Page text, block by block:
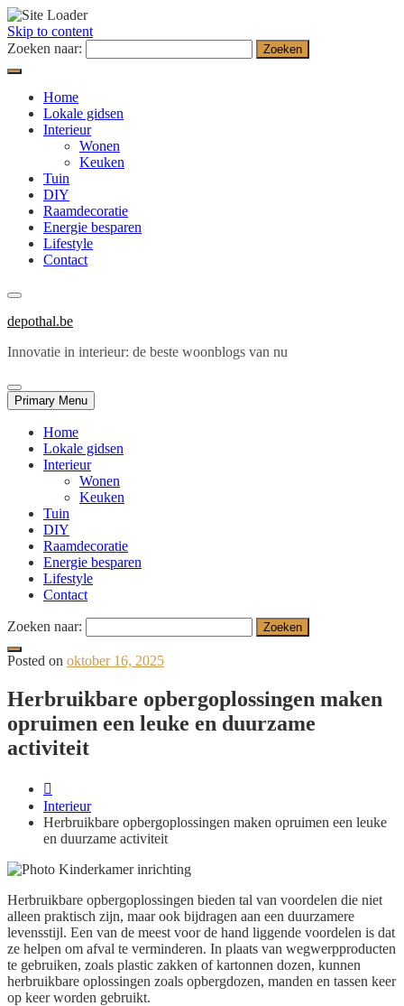
Skip to content
Zoeken naar:
Home
Lokale gidsen
Interieur
Wonen
Keuken
Tuin
DIY
Raamdecoratie
Energie besparen
Lifestyle
Contact
depothal.be
Innovatie in interieur: de beste woonblogs van nu
Primary Menu
Home
Lokale gidsen
Interieur
Wonen
Keuken
Tuin
DIY
Raamdecoratie
Energie besparen
Lifestyle
Contact
Zoeken naar:
Posted on oktober 16, 2025
Herbruikbare opbergoplossingen maken
opruimen een leuke en duurzame
activiteit
Interieur
Herbruikbare opbergoplossingen maken opruimen een leuke
en duurzame activiteit
Herbruikbare opbergoplossingen bieden tal van voordelen die niet
alleen praktisch zijn, maar ook bijdragen aan een duurzamere
levensstijl. Een van de meest voor de hand liggende voordelen is dat
ze helpen om afval te verminderen. In plaats van wegwerpproducten
te gebruiken, zoals plastic zakken of kartonnen dozen, kunnen
herbruikbare oplossingen zoals opbergdozen, manden en tassen keer
op keer worden gebruikt.